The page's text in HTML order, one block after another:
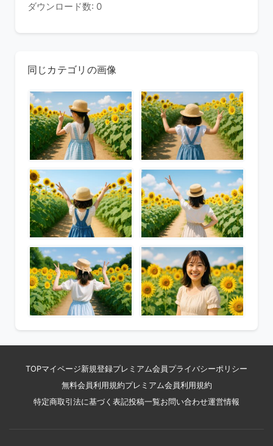
ダウンロード数: 0
同じカテゴリの画像
TOPマイページ新規登録プレミアム会員 プライバシーポリシー
無料会員利用規約プレミアム会員利用規約
特定商取引法に基づく表記投稿一覧お問い合わせ運営情報